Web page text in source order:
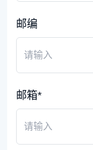
邮编
邮箱*